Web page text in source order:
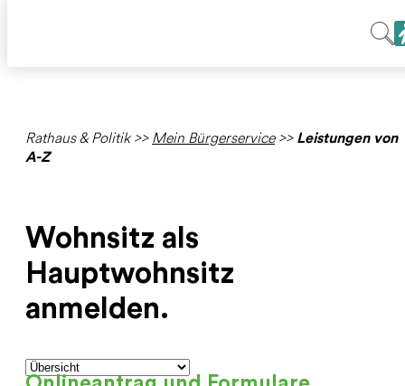
Rathaus & Politik>> Mein Bürgerservice>> Leistungen von
A-Z
Wohnsitz als
Hauptwohnsitz
anmelden.